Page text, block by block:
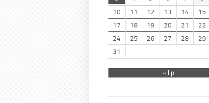
10
11 12 13 14 15
17
18 19 20 21 22
24
25 26 27 28 29
31
« lip